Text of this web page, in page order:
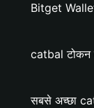
Bitget
catbal टोकन
सबसे अच्छा